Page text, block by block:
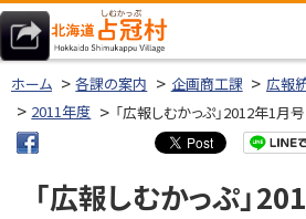
本
文
へ北海道占冠村
ホーム 各課の案内 企画商工課 広報
2011年度
「広報しむかっぷ」2012年1月号
「広報しむかっぷ」